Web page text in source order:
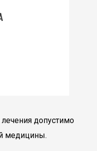
допустимо
медицины.